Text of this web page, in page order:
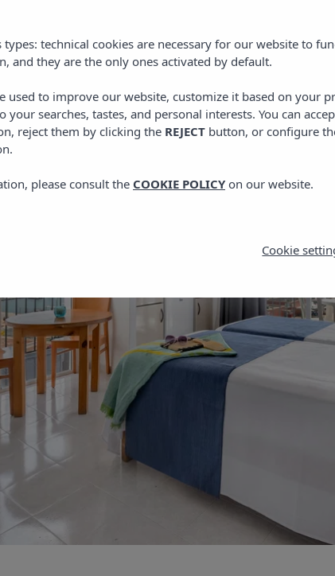
types: technical cookies are necessary for our website to
and they are the only ones activated by default.
used to improve our website, customize it based on your
searches, tastes, and personal interests. You can
reject them by clicking the REJECTbutton, or configure
please consult the COOKIE POLICYon our website.
Cookie